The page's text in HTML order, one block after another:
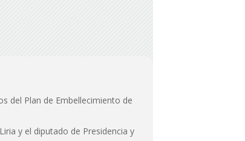
del Plan de Embellecimiento de
y el diputado de Presidencia y